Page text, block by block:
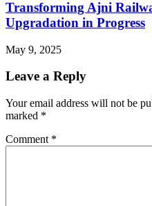
Transforming Ajni
Upgradation in Progress
May 9, 2025
Leave a Reply
Your email address will not be
marked *
Comment *